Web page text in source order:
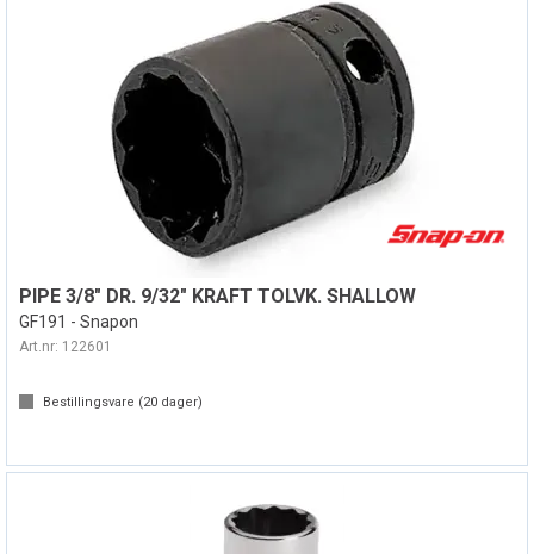
PIPE 3/8" DR. 9/32" KRAFT TOLVK. SHALLOW
GF191 - Snapon
Art.nr: 122601
Bestillingsvare (20 dager)